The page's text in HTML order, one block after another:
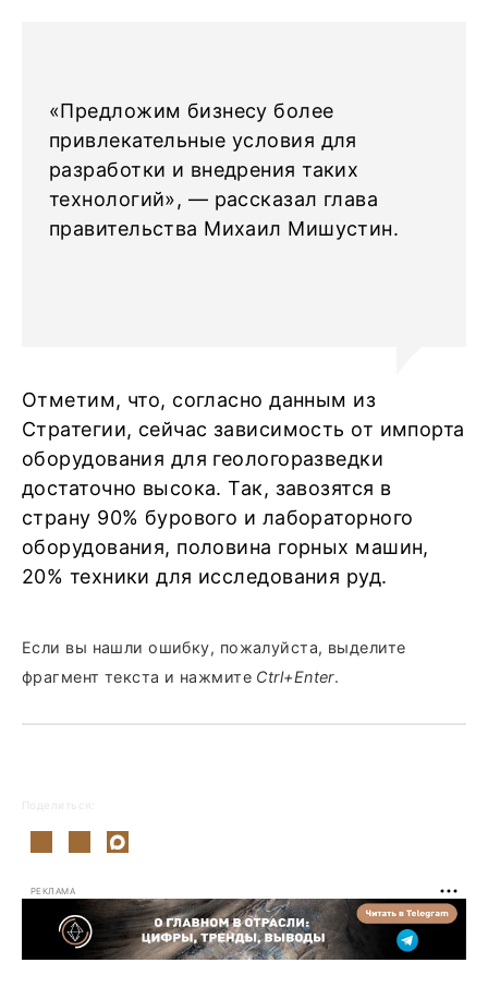
«Предложим бизнесу более
привлекательные условия для
разработки и внедрения таких
технологий», — рассказал глава
правительства Михаил Мишустин.
Отметим, что, согласно данным из
Стратегии, сейчас зависимость от импорта
оборудования для геологоразведки
достаточно высока. Так, завозятся в
страну 90% бурового и лабораторного
оборудования, половина горных машин,
20% техники для исследования руд.
Если вы нашли ошибку, пожалуйста, выделите
фрагмент текста и нажмите Ctrl+Enter.
Поделиться:
РЕКЛАМА